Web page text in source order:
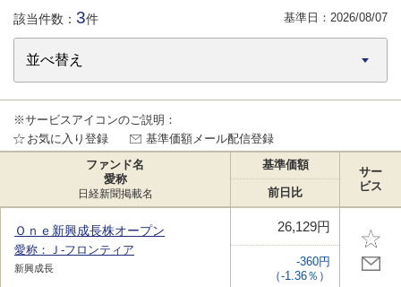
該当件数： 3件 基準日： 2026/08/07
※サービスアイコンのご説明：
お気に入り登録
基準価額メール配信登録
ファンド名
愛称
日経新聞掲載名
基準価額
サー
ビス
前日比
Ｏｎｅ新興成長株オープン
愛称：Ｊ-フロンティア
新興成長
26,129円
-360円
（-1.36％）